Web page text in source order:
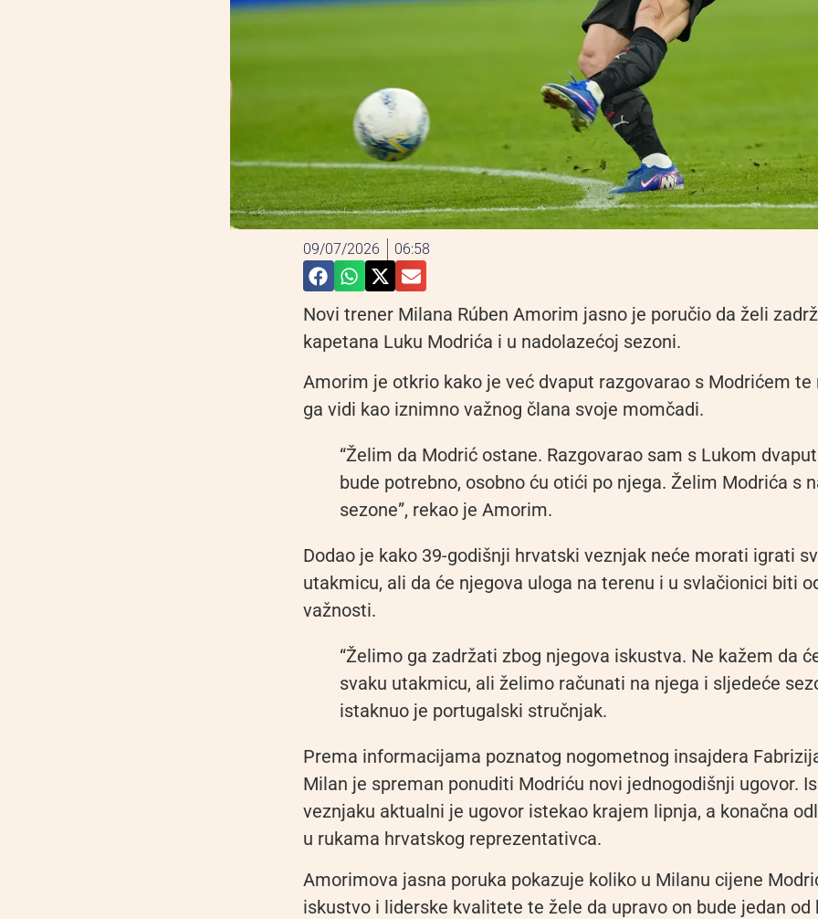
09/07/2026 06:58
Novi trener Milana Rúben Amorim jasno je poručio da želi
kapetana Luku Modrića i u nadolazećoj sezoni.
Amorim je otkrio kako je već dvaput razgovarao s Modrićem te
ga vidi kao iznimno važnog člana svoje momčadi.
“Želim da Modrić ostane. Razgovarao sam s Lukom
bude potrebno, osobno ću otići po njega. Želim Modrića s
sezone”, rekao je Amorim.
Dodao je kako 39-godišnji hrvatski veznjak neće morati igrati
utakmicu, ali da će njegova uloga na terenu i u svlačionici biti
važnosti.
“Želimo ga zadržati zbog njegova iskustva. Ne kažem da
svaku utakmicu, ali želimo računati na njega i sljedeće
istaknuo je portugalski stručnjak.
Prema informacijama poznatog nogometnog insajdera
Milan je spreman ponuditi Modriću novi jednogodišnji ugovor.
veznjaku aktualni je ugovor istekao krajem lipnja, a konačna
u rukama hrvatskog reprezentativca.
Amorimova jasna poruka pokazuje koliko u Milanu cijene
iskustvo i liderske kvalitete te žele da upravo on bude jedan od